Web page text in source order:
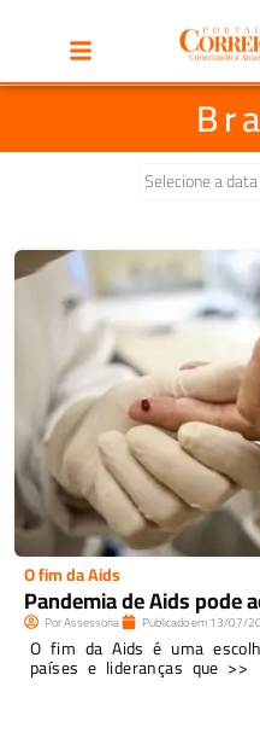
Selecione a data
O fim da Aids
Pandemia de Aids pode
PorAssessoria Publicado em13/07/
O fim da Aids é uma
países e lideranças que >>